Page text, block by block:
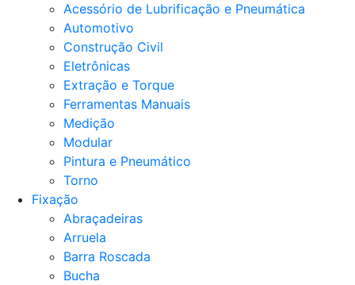
Acessório de Lubrificação e Pneumática
Automotivo
Construção Civil
Eletrônicas
Extração e Torque
Ferramentas Manuais
Medição
Modular
Pintura e Pneumático
Torno
Fixação
Abraçadeiras
Arruela
Barra Roscada
Bucha